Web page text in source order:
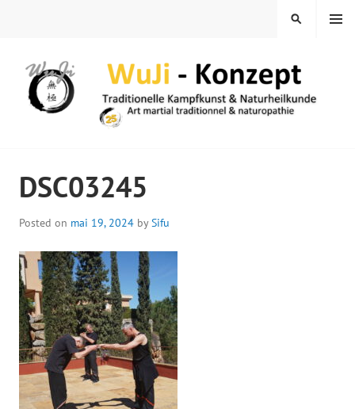
MENU
SEARCH
DSC03245
Posted on mai 19, 2024 bySifu